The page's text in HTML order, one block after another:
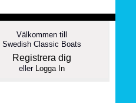
Välkommen till
Swedish Classic Boats
Registrera dig
eller Logga In